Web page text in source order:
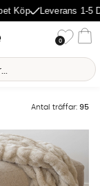
Leverans 1-5 Dagar
0
Antal träffar: 95